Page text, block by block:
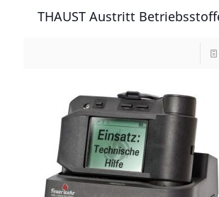
THAUST Austritt